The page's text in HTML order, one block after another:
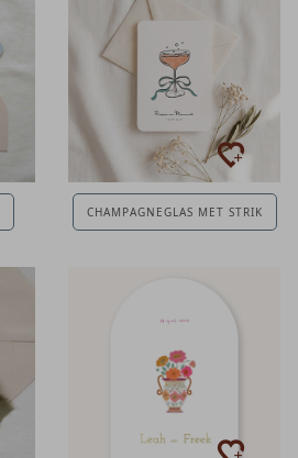
CHAMPAGNEGLAS MET STRIK